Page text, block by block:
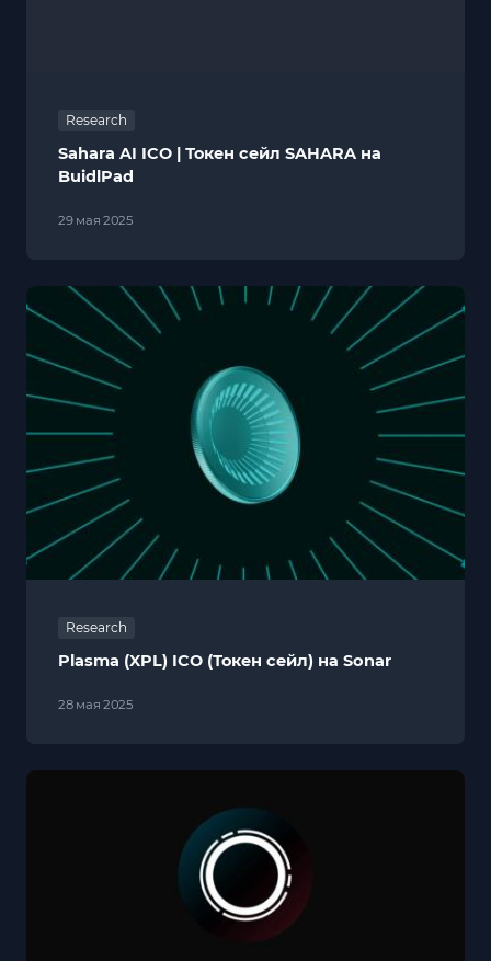
Research
29 мая 2025
Sahara AI ICO | Токен сейл SAHARA на
BuidlPad
Research
28 мая 2025
Plasma (XPL) ICO (Токен сейл) на Sonar